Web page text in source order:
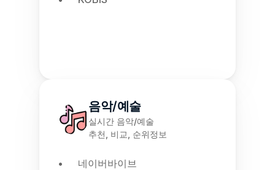
음악/예술
실시간 음악/예술
추천, 비교, 순위정보
네이버바이브